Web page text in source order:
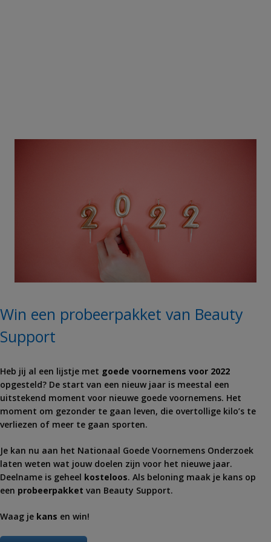
Win een probeerpakket van Beauty
Support
Heb jij al een lijstje met goede voornemens voor 2022
opgesteld? De start van een nieuw jaar is meestal een
uitstekend moment voor nieuwe goede voornemens. Het
moment om gezonder te gaan leven, die overtollige kilo’s te
verliezen of meer te gaan sporten.
Je kan nu aan het Nationaal Goede Voornemens Onderzoek
laten weten wat jouw doelen zijn voor het nieuwe jaar.
Deelname is geheel kosteloos. Als beloning maak je kans op
een probeerpakket van Beauty Support.
Waag je kans en win!